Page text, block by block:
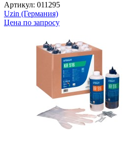
Артикул: 011295
Uzin (Германия)
Цена по запросу